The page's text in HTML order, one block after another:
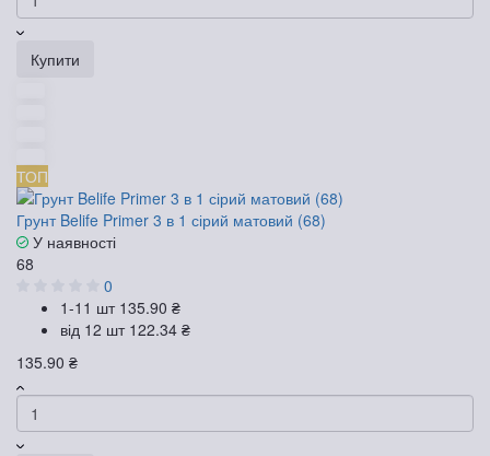
Купити
ТОП
Грунт Belife Primer 3 в 1 сірий матовий (68)
У наявності
68
0
1-11 шт 135.90 ₴
від 12 шт 122.34 ₴
135.90 ₴